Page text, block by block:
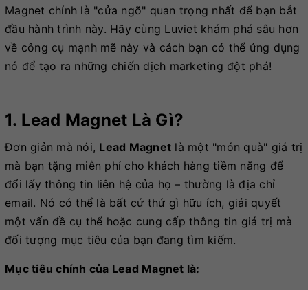
Magnet chính là "cửa ngõ" quan trọng nhất để bạn bắt
đầu hành trình này. Hãy cùng Luviet khám phá sâu hơn
về công cụ mạnh mẽ này và cách bạn có thể ứng dụng
nó để tạo ra những chiến dịch marketing đột phá!
1. Lead Magnet Là Gì?
Đơn giản mà nói, Lead Magnet là một "món quà" giá trị
mà bạn tặng miễn phí cho khách hàng tiềm năng để
đổi lấy thông tin liên hệ của họ – thường là địa chỉ
email. Nó có thể là bất cứ thứ gì hữu ích, giải quyết
một vấn đề cụ thể hoặc cung cấp thông tin giá trị mà
đối tượng mục tiêu của bạn đang tìm kiếm.
Mục tiêu chính của Lead Magnet là: